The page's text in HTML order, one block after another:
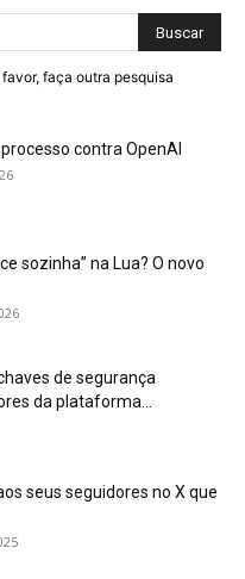
faça outra pesquisa
contra OpenAI
sozinha” na Lua? O novo
de segurança
da plataforma...
seus seguidores no X que